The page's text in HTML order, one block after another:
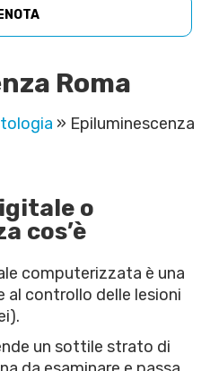
Roma
» Epiluminescenza
o
cos’è
computerizzata è una
controllo delle lesioni
un sottile strato di